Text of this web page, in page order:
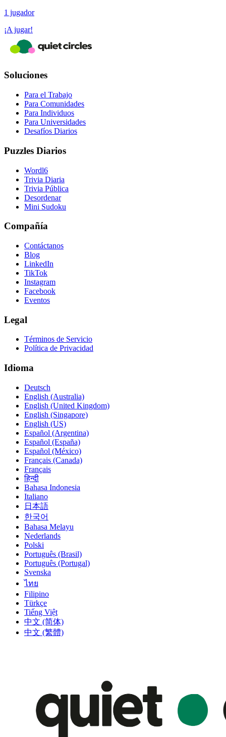
1 jugador
¡A jugar!
Soluciones
Para el Trabajo
Para Comunidades
Para Individuos
Para Universidades
Desafíos Diarios
Puzzles Diarios
Wordl6
Trivia Diaria
Trivia Pública
Desordenar
Mini Sudoku
Compañía
Contáctanos
Blog
LinkedIn
TikTok
Instagram
Facebook
Eventos
Legal
Términos de Servicio
Política de Privacidad
Idioma
Deutsch
English (Australia)
English (United Kingdom)
English (Singapore)
English (US)
Español (Argentina)
Español (España)
Español (México)
Français (Canada)
Français
हिन्दी
Bahasa Indonesia
Italiano
日本語
한국어
Bahasa Melayu
Nederlands
Polski
Português (Brasil)
Português (Portugal)
Svenska
ไทย
Filipino
Türkçe
Tiếng Việt
中文 (简体)
中文 (繁體)